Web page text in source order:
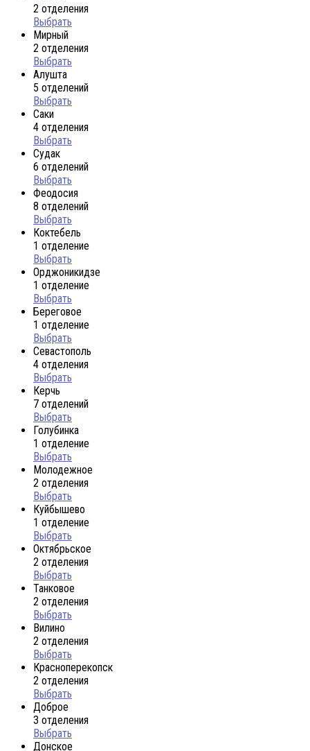
2 отделения
Выбрать
Мирный
2 отделения
Выбрать
Алушта
5 отделений
Выбрать
Саки
4 отделения
Выбрать
Судак
6 отделений
Выбрать
Феодосия
8 отделений
Выбрать
Коктебель
1 отделение
Выбрать
Орджоникидзе
1 отделение
Выбрать
Береговое
1 отделение
Выбрать
Севастополь
4 отделения
Выбрать
Керчь
7 отделений
Выбрать
Голубинка
1 отделение
Выбрать
Молодежное
2 отделения
Выбрать
Куйбышево
1 отделение
Выбрать
Октябрьское
2 отделения
Выбрать
Танковое
2 отделения
Выбрать
Вилино
2 отделения
Выбрать
Красноперекопск
2 отделения
Выбрать
Доброе
3 отделения
Выбрать
Донское